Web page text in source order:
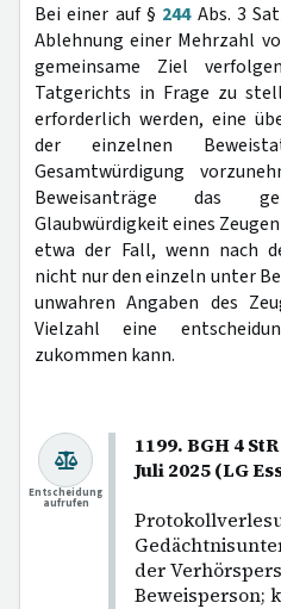
Bei einer auf § 244Abs. 3
Ablehnung einer Mehrzahl
gemeinsame Ziel
Tatgerichts in Frage zu
erforderlich werden, eine
der einzelnen
Gesamtwürdigung
Beweisanträge das
Glaubwürdigkeit eines
etwa der Fall, wenn nach
nicht nur den einzeln unter
unwahren Angaben des
Vielzahl eine
zukommen kann.
1199. BGH 4
Juli 2025 (LG
der
Beweisperson;
Entscheidung
aufrufen